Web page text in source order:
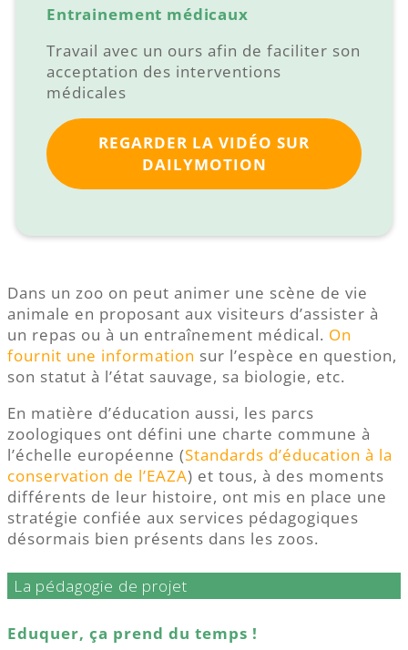
Entrainement médicaux
Travail avec un ours afin de faciliter son
acceptation des interventions
médicales
REGARDER LA VIDÉO SUR
DAILYMOTION
Dans un zoo on peut animer une scène de vie
animale en proposant aux visiteurs d’assister à
un repas ou à un entraînement médical. On
fournit une information sur l’espèce en question,
son statut à l’état sauvage, sa biologie, etc.
En matière d’éducation aussi, les parcs
zoologiques ont défini une charte commune à
l’échelle européenne (Standards d’éducation à la
conservation de l’EAZA) et tous, à des moments
différents de leur histoire, ont mis en place une
stratégie confiée aux services pédagogiques
désormais bien présents dans les zoos.
La pédagogie de projet
Eduquer, ça prend du temps !